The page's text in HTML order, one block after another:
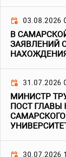
03.08.2026
В
ЗАЯВЛЕНИЙ
31.07.2026
МИНИСТР
ПОСТ ГЛАВЫ
30.07.2026